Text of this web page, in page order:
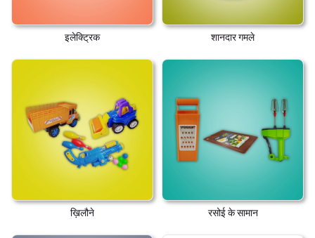
इलेक्ट्रिक शानदार गमले
ख़िलौने रसोई के सामान